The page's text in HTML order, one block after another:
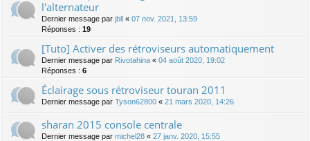
l'alternateur
Dernier message par jbll « 07 nov. 2021, 13:59
Réponses : 19
[Tuto] Activer des rétroviseurs automatiquement
Dernier message par Rivotahina « 04 août 2020, 19:02
Réponses : 6
Éclairage sous rétroviseur touran 2011
Dernier message par Tyson62800 « 21 mars 2020, 14:26
sharan 2015 console centrale
Dernier message par michel28 « 27 janv. 2020, 15:55